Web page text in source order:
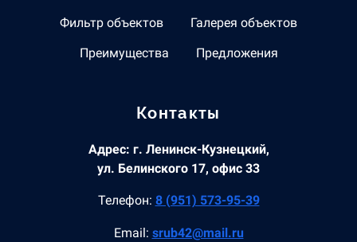
Фильтр объектов
Галерея объектов
Преимущества
Предложения
Контакты
Адрес: г. Ленинск-Кузнецкий,
ул. Белинского 17, офис 33
Телефон: 8 (951) 573-95-39
Email: srub42@mail.ru